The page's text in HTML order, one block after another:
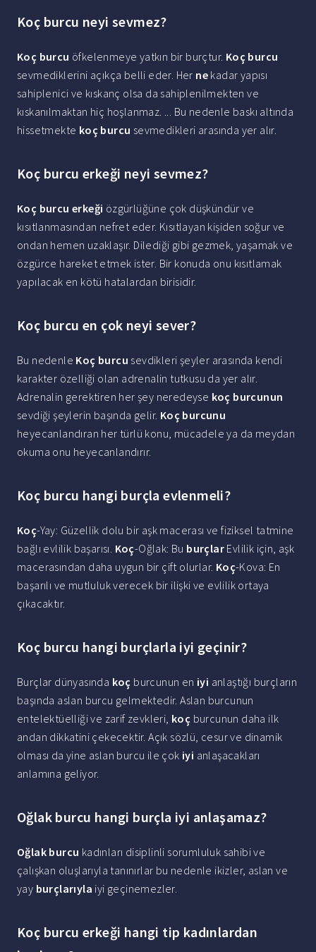
Koç burcu neyi sevmez?
Koç burcu öfkelenmeye yatkın bir burçtur. Koç burcu
sevmediklerini açıkça belli eder. Her ne kadar yapısı
sahiplenici ve kıskanç olsa da sahiplenilmekten ve
kıskanılmaktan hiç hoşlanmaz. ... Bu nedenle baskı altında
hissetmekte koç burcu sevmedikleri arasında yer alır.
Koç burcu erkeği neyi sevmez?
Koç burcu erkeği özgürlüğüne çok düşkündür ve
kısıtlanmasından nefret eder. Kısıtlayan kişiden soğur ve
ondan hemen uzaklaşır. Dilediği gibi gezmek, yaşamak ve
özgürce hareket etmek ister. Bir konuda onu kısıtlamak
yapılacak en kötü hatalardan birisidir.
Koç burcu en çok neyi sever?
Bu nedenle Koç burcu sevdikleri şeyler arasında kendi
karakter özelliği olan adrenalin tutkusu da yer alır.
Adrenalin gerektiren her şey neredeyse koç burcunun
sevdiği şeylerin başında gelir. Koç burcunu
heyecanlandıran her türlü konu, mücadele ya da meydan
okuma onu heyecanlandırır.
Koç burcu hangi burçla evlenmeli?
Koç-Yay: Güzellik dolu bir aşk macerası ve fiziksel tatmine
bağlı evlilik başarısı. Koç-Oğlak: Bu burçlar Evlilik için, aşk
macerasından daha uygun bir çift olurlar. Koç-Kova: En
başarılı ve mutluluk verecek bir ilişki ve evlilik ortaya
çıkacaktır.
Koç burcu hangi burçlarla iyi geçinir?
Burçlar dünyasında koç burcunun en iyi anlaştığı burçların
başında aslan burcu gelmektedir. Aslan burcunun
entelektüelliği ve zarif zevkleri, koç burcunun daha ilk
andan dikkatini çekecektir. Açık sözlü, cesur ve dinamik
olması da yine aslan burcu ile çok iyi anlaşacakları
anlamına geliyor.
Oğlak burcu hangi burçla iyi anlaşamaz?
Oğlak burcu kadınları disiplinli sorumluluk sahibi ve
çalışkan oluşlarıyla tanınırlar bu nedenle ikizler, aslan ve
yay burçlarıyla iyi geçinemezler.
Koç burcu erkeği hangi tip kadınlardan